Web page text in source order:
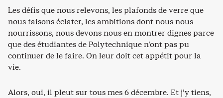
Les défis que nous relevons, les plafonds de verre que
nous faisons éclater, les ambitions dont nous nous
nourrissons, nous devons nous en montrer dignes parce
que des étudiantes de Polytechnique n’ont pas pu
continuer de le faire. On leur doit cet appétit pour la
vie.
Alors, oui, il pleut sur tous mes 6 décembre. Et j’y tiens,